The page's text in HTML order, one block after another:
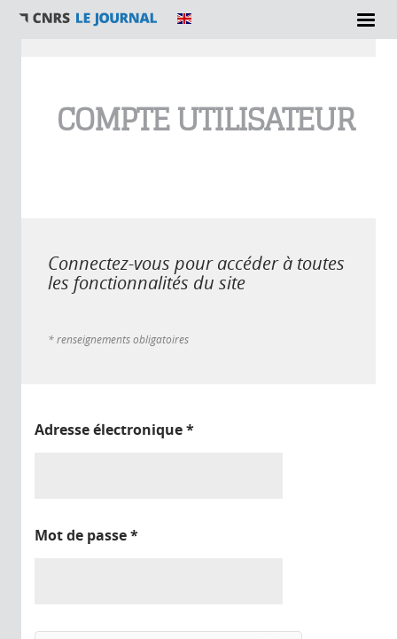
COMPTE UTILISATEUR
Connectez-vous pour accéder à toutes
les fonctionnalités du site
* renseignements obligatoires
Adresse électronique*
Mot de passe*